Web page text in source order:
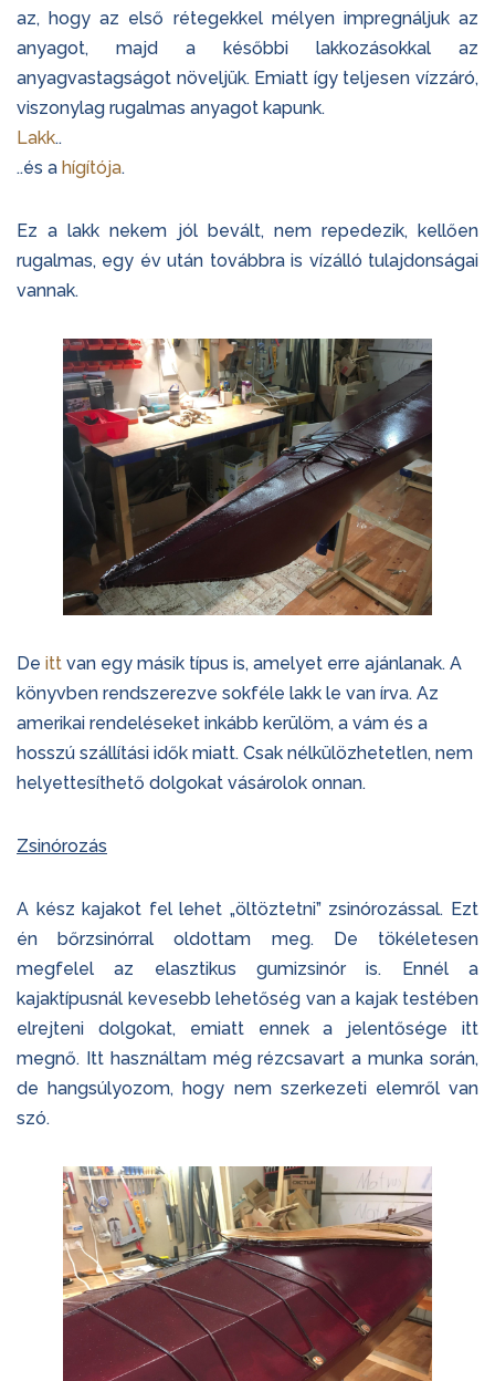
az, hogy az első rétegekkel mélyen impregnáljuk az
anyagot, majd a későbbi lakkozásokkal az
anyagvastagságot növeljük. Emiatt így teljesen vízzáró,
viszonylag rugalmas anyagot kapunk.
Lakk..
..és a hígítója.
Ez a lakk nekem jól bevált, nem repedezik, kellően
rugalmas, egy év után továbbra is vízálló tulajdonságai
vannak.
De itt van egy másik típus is, amelyet erre ajánlanak. A
könyvben rendszerezve sokféle lakk le van írva. Az
amerikai rendeléseket inkább kerülöm, a vám és a
hosszú szállítási idők miatt. Csak nélkülözhetetlen, nem
helyettesíthető dolgokat vásárolok onnan.
Zsinórozás
A kész kajakot fel lehet „öltöztetni” zsinórozással. Ezt
én bőrzsinórral oldottam meg. De tökéletesen
megfelel az elasztikus gumizsinór is. Ennél a
kajaktípusnál kevesebb lehetőség van a kajak testében
elrejteni dolgokat, emiatt ennek a jelentősége itt
megnő. Itt használtam még rézcsavart a munka során,
de hangsúlyozom, hogy nem szerkezeti elemről van
szó.